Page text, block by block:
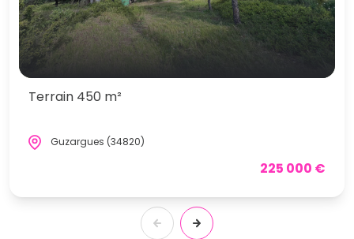
Terrain 450 m²
Guzargues (34820)
225 000 €